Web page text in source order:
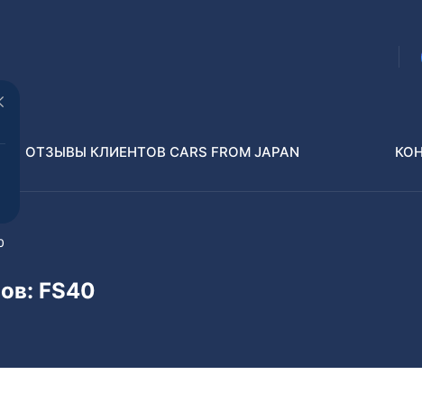
Nissan
Lexus
ОТЗЫВЫ КЛИЕНТОВ CARS FROM JAPAN
FS40